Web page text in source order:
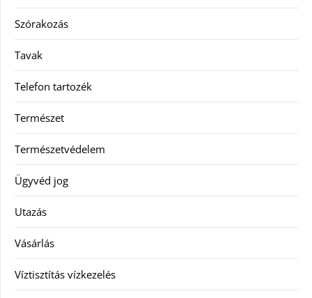
Szórakozás
Tavak
Telefon tartozék
Természet
Természetvédelem
Ügyvéd jog
Utazás
Vásárlás
Víztisztítás vízkezelés